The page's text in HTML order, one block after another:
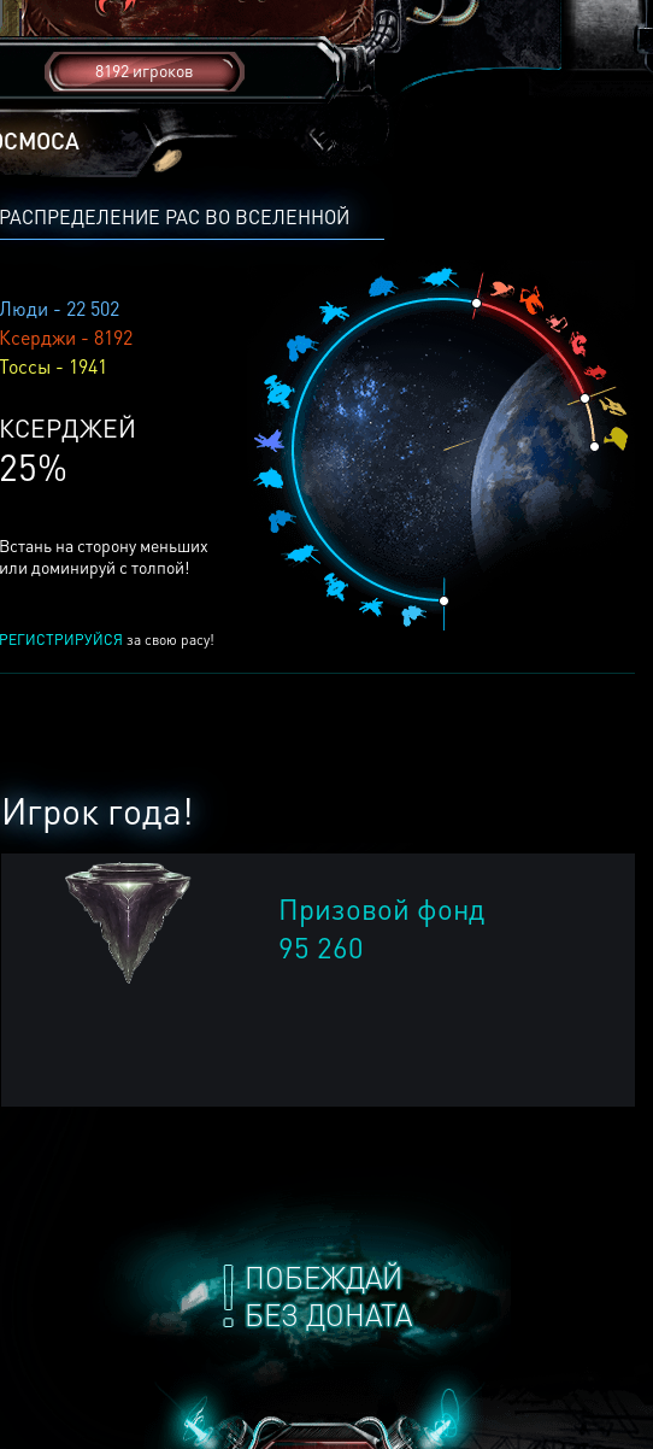
8192 игроков
РАСПРЕДЕЛЕНИЕ РАС ВО ВСЕЛЕННОЙ
Люди - 22 502
Ксерджи - 8192
Тоссы - 1941
КСЕРДЖЕЙ
25%
Встань на сторону меньших
или доминируй с толпой!
РЕГИСТРИРУЙСЯ за свою расу!
ПОБЕЖДАЙ
БЕЗ ДОНАТА
Игрок года!
Призовой фонд
95 260